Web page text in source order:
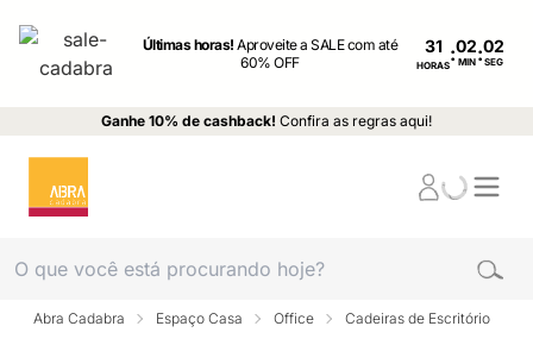
Últimas horas!Aproveite a SALE com até
60% OFF
31
HORAS: MIN : SEG
Ganhe 10% de cashback! Confira as regras aqui!
Abra Cadabra Espaço Casa Office Cadeiras de Escritório